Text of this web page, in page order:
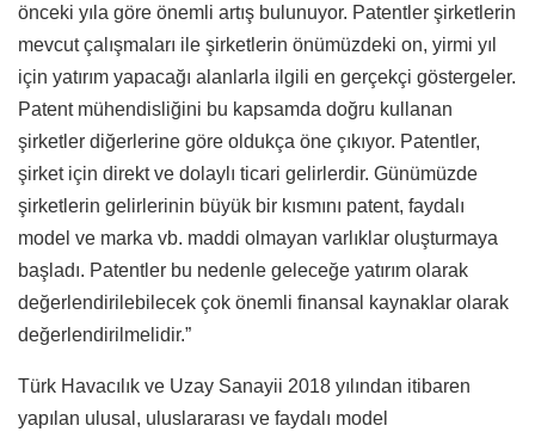
önceki yıla göre önemli artış bulunuyor. Patentler şirketlerin
mevcut çalışmaları ile şirketlerin önümüzdeki on, yirmi yıl
için yatırım yapacağı alanlarla ilgili en gerçekçi göstergeler.
Patent mühendisliğini bu kapsamda doğru kullanan
şirketler diğerlerine göre oldukça öne çıkıyor. Patentler,
şirket için direkt ve dolaylı ticari gelirlerdir. Günümüzde
şirketlerin gelirlerinin büyük bir kısmını patent, faydalı
model ve marka vb. maddi olmayan varlıklar oluşturmaya
başladı. Patentler bu nedenle geleceğe yatırım olarak
değerlendirilebilecek çok önemli finansal kaynaklar olarak
değerlendirilmelidir.”
Türk Havacılık ve Uzay Sanayii 2018 yılından itibaren
yapılan ulusal, uluslararası ve faydalı model